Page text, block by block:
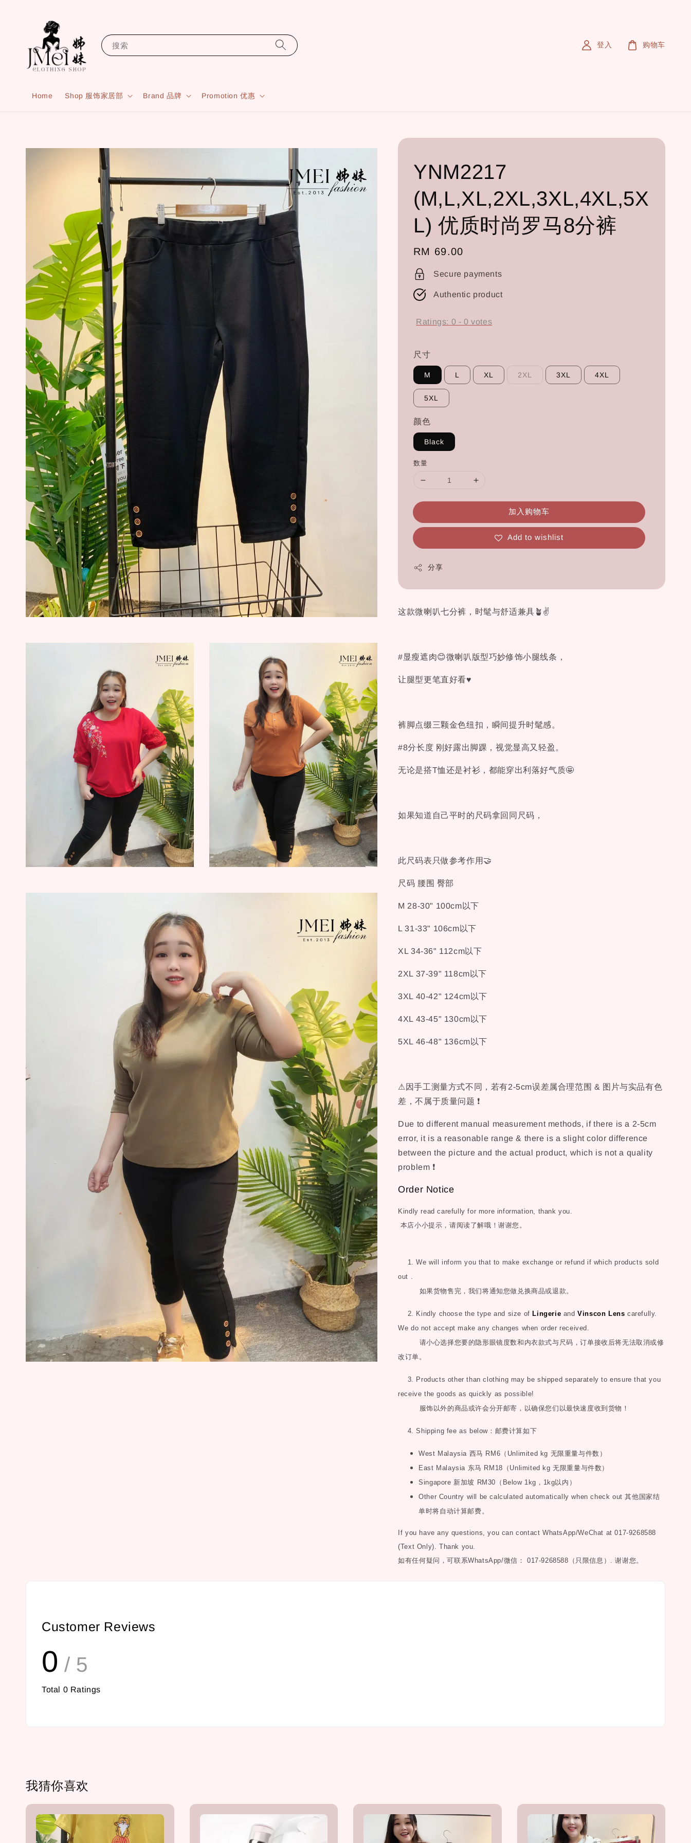
搜索
Home Shop 服饰家居部 Brand 品牌 Promotion 优惠
登入 购物车
YNM2217
(M,L,XL,2XL,3XL,4XL,5X
L) 优质时尚罗马8分裤
Regular
price
RM 69.00
Secure payments
Authentic product
Ratings: 0 -0 votes
尺寸
M L XL 2XL 3XL 4XL
5XL
颜色
Black
数量
加入购物车
Add to wishlist
分享
这款微喇叭七分裤，时髦与舒适兼具🪴✌
#显瘦遮肉😊微喇叭版型巧妙修饰小腿线条，
让腿型更笔直好看♥
裤脚点缀三颗金色纽扣，瞬间提升时髦感。
#8分长度 刚好露出脚踝，视觉显高又轻盈。
无论是搭T恤还是衬衫，都能穿出利落好气质🤩
如果知道自己平时的尺码拿回同尺码，
此尺码表只做参考作用🤝
尺码 腰围 臀部
M 28-30" 100cm以下
L 31-33" 106cm以下
XL 34-36" 112cm以下
2XL 37-39" 118cm以下
3XL 40-42" 124cm以下
4XL 43-45" 130cm以下
5XL 46-48" 136cm以下
⚠因手工测量方式不同，若有2-5cm误差属合理范围 & 图片与实品有色
差，不属于质量问题 ❗
Due to different manual measurement methods, if there is a 2-5cm
error, it is a reasonable range & there is a slight color difference
between the picture and the actual product, which is not a quality
problem ❗
Order Notice
Kindly read carefully for more information, thank you.
本店小小提示，请阅读了解哦！谢谢您。
1. We will inform you that to make exchange or refund if which products sold
out .
如果货物售完，我们将通知您做兑换商品或退款。
2. Kindly choose the type and size of Lingerie andVinscon Lens carefully.
We do not accept make any changes when order received.
请小心选择您要的隐形眼镜度数和内衣款式与尺码，订单接收后将无法取消或修
改订单。
3. Products other than clothing may be shipped separately to ensure that you
receive the goods as quickly as possible!
服饰以外的商品或许会分开邮寄，以确保您们以最快速度收到货物！
4. Shipping fee as below ：邮费计算如下
West Malaysia 西马 RM6 （ Unlimited kg 无限重量与件数）
East Malaysia 东马 RM18 （ Unlimited kg无限重量与件数）
Singapore 新加坡 RM30 （ Below 1kg ， 1kg以内）
Other Country will be calculated automatically when check out其他国家结
单时将自动计算邮费。
If you have any questions, you can contact WhatsApp/WeChat at 017-9268588
(Text Only). Thank you.
如有任何疑问，可联系WhatsApp/微信： 017-9268588（只限信息）.谢谢您。
Customer Reviews
0 / 5
Total 0 Ratings
我猜你喜欢